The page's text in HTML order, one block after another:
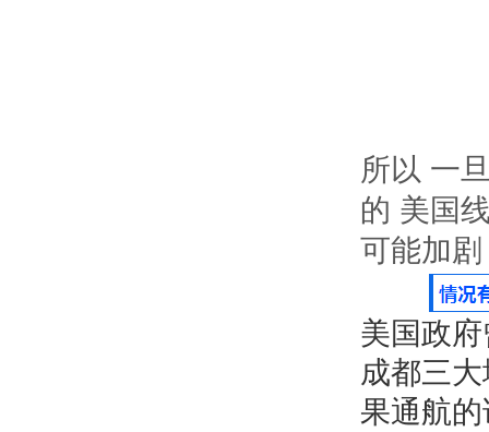
所以 一
的 美国
可能加剧
美国政
成都三
果通航